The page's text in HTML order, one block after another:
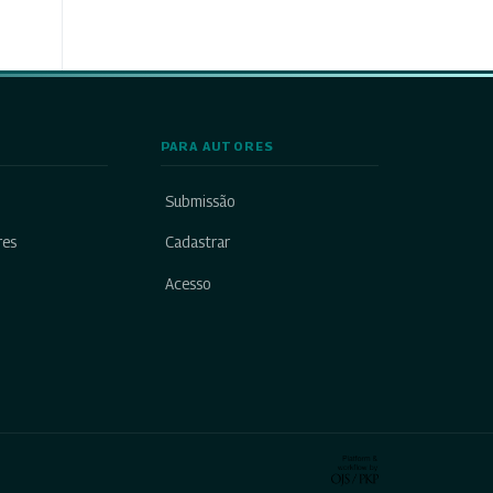
PARA AUTORES
Submissão
Cadastrar
Acesso